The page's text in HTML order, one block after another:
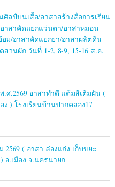
ศิลป์บนเสื้อ/อาสาสร้างสื่อการเรียน
าสาคัดแยกแว่นตา/อาสาหมอน
ม/อาสาคัดแยกยา/อาสาผลิตดิน
วนผัก วันที่ 1-2, 8-9, 15-16 ส.ค.
.ศ.2569 อาสาทำดี แต้มสีเติมฝัน (
) โรงเรียนบ้านปากคลอง17
( อาสา ล่องแก่ง เก็บขยะ
อ.เมือง จ.นครนายก